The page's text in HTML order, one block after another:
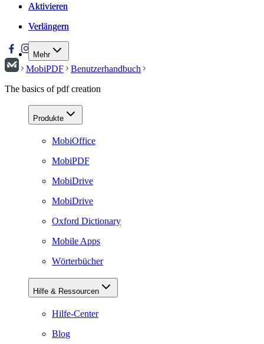
Aktivieren
Verlängern
Mehr
Aktivieren
Verlängern
MobiPDF
Benutzerhandbuch
The basics of pdf creation
Produkte
MobiOffice
MobiPDF
MobiDrive
MobiDrive
Oxford Dictionary
Mobile Apps
Wörterbücher
Hilfe & Ressourcen
Hilfe-Center
Blog